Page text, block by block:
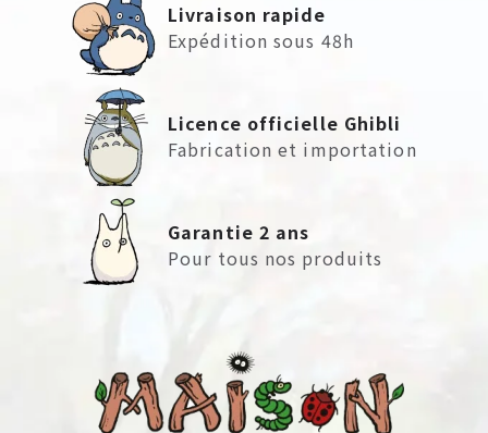
Livraison rapide
Expédition sous 48h
Licence officielle Ghibli
Fabrication et importation
Garantie 2 ans
Pour tous nos produits